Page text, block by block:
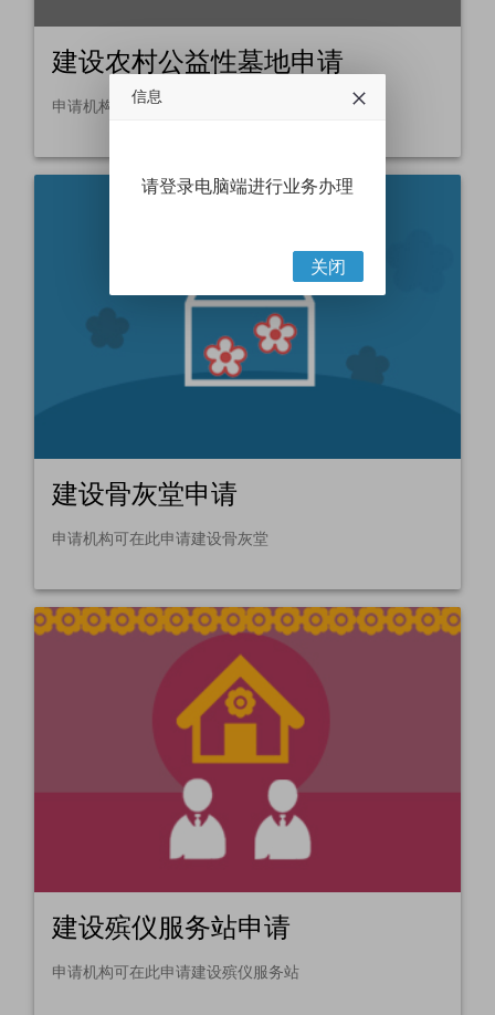
信息
请登录电脑端进行业务办理
关闭
建设农村公益性墓地申请
申请机构可在此申请建设农村公益性墓地
建设骨灰堂申请
申请机构可在此申请建设骨灰堂
建设殡仪服务站申请
申请机构可在此申请建设殡仪服务站